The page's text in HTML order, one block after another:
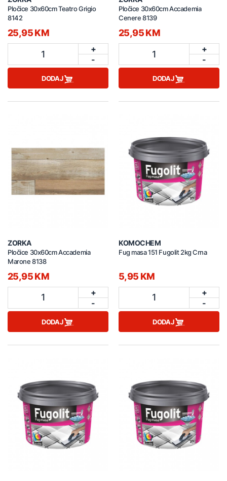
Pločice 30x60cm Teatro Grigio
8142
25,95 KM
1
+
-
DODAJ
Pločice 30x60cm Accademia
Cenere 8139
25,95 KM
1
+
-
DODAJ
ZORKA
Pločice 30x60cm Accademia
Marone 8138
25,95 KM
1
+
-
DODAJ
KOMOCHEM
Fug masa 151 Fugolit 2kg Crna
5,95 KM
1
+
-
DODAJ